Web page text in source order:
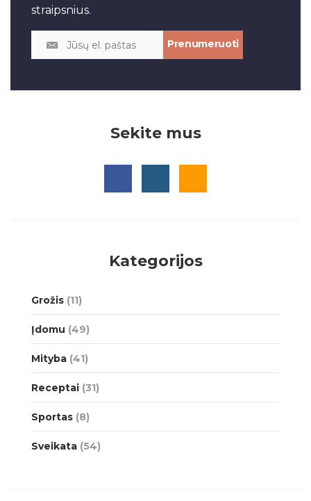
straipsnius.
Sekite mus
Kategorijos
Grožis (11)
Įdomu (49)
Mityba (41)
Receptai (31)
Sportas (8)
Sveikata (54)